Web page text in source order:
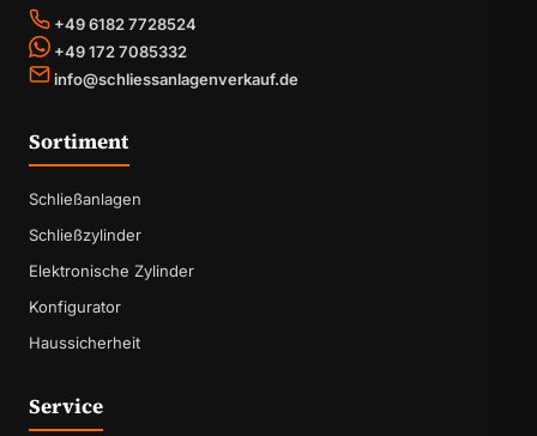
+49 6182 7728524
+49 172 7085332
info@schliessanlagenverkauf.de
Sortiment
Schließanlagen
Schließzylinder
Elektronische Zylinder
Konfigurator
Haussicherheit
Service